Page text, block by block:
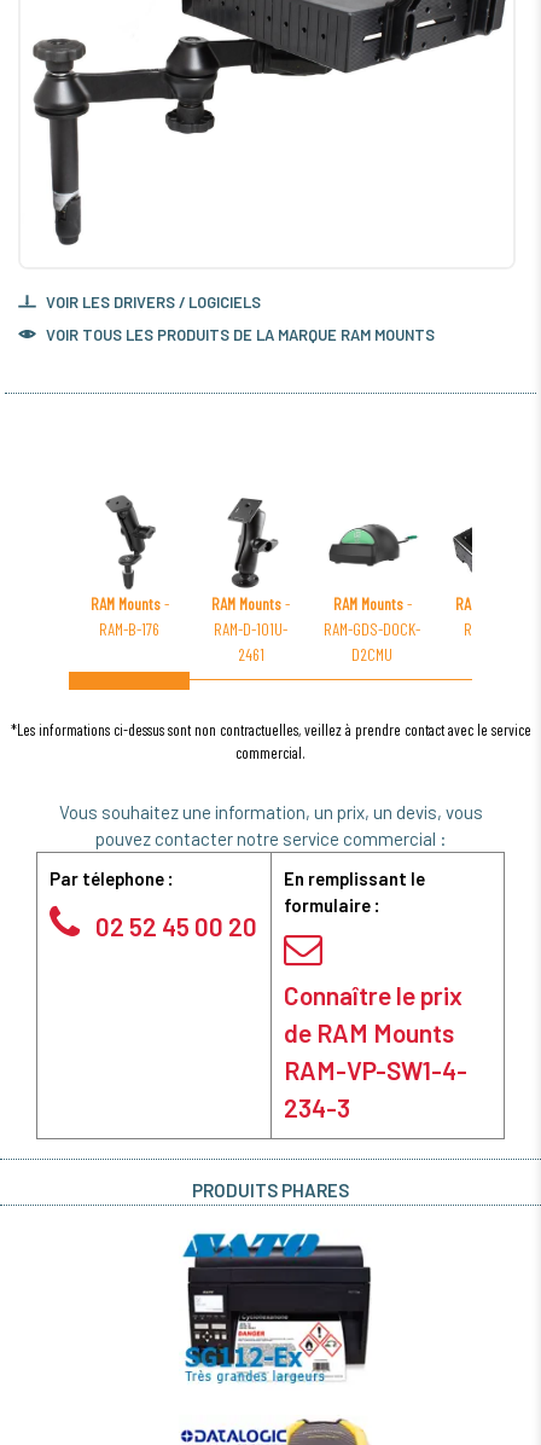
VOIR LES DRIVERS / LOGICIELS
VOIR TOUS LES PRODUITS DE LA MARQUE RAM MOUNTS
RAM Mounts-
RAM-B-176
RAM Mounts-
RAM-D-101U-
2461
RAM Mounts-
RAM-GDS-DOCK-
D2CMU
RAM Mounts
RAM-VC-17
*Les informations ci-dessus sont non contractuelles, veillez à prendre contact avec le service
commercial.
Vous souhaitez une information, un prix, un devis, vous
pouvez contacter notre service commercial :
Par télephone :
02 52 45 00 20
En remplissant le
formulaire :
Connaître le prix
de RAM Mounts
RAM-VP-SW1-4-
234-3
PRODUITS PHARES